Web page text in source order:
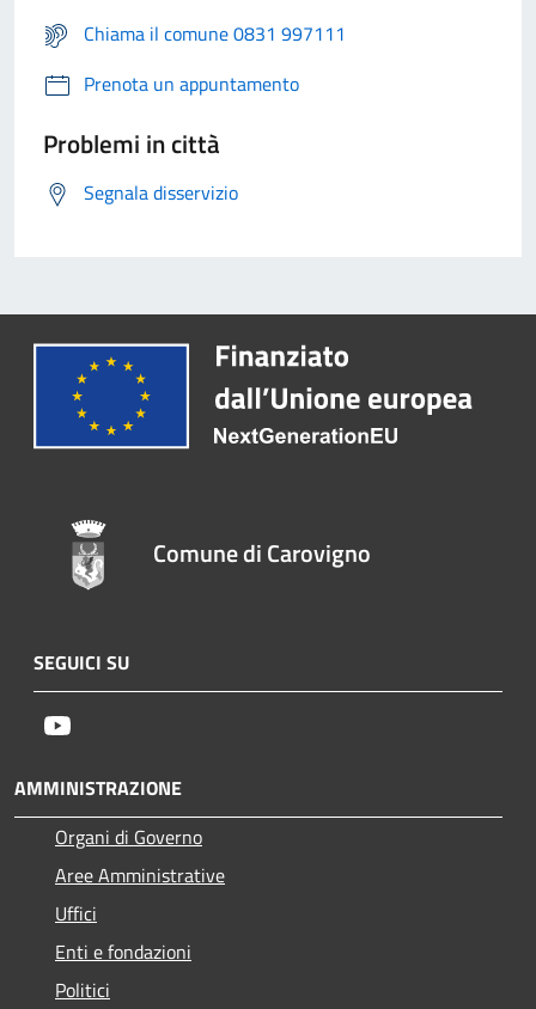
Chiama il comune 0831 997111
Prenota un appuntamento
Problemi in città
Segnala disservizio
Comune di Carovigno
SEGUICI SU
AMMINISTRAZIONE
Organi di Governo
Aree Amministrative
Uffici
Enti e fondazioni
Politici